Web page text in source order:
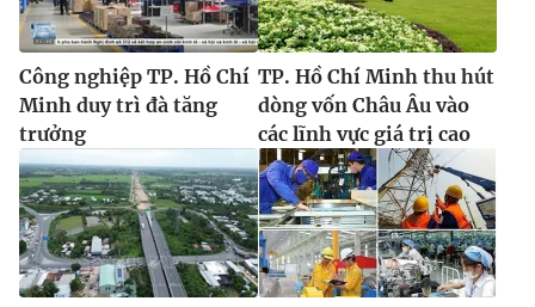
Công nghiệp TP. Hồ Chí
Minh duy trì đà tăng
trưởng
TP. Hồ Chí Minh thu hút
dòng vốn Châu Âu vào
các lĩnh vực giá trị cao